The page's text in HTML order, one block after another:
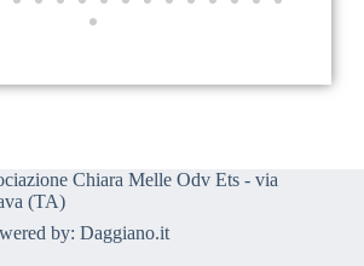
Chiara Melle Odv Ets - via
(TA)
by: Daggiano.it